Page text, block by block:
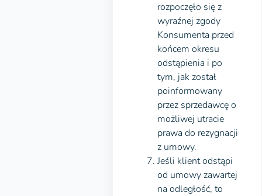
rozpoczęło się z
wyraźnej zgody
Konsumenta przed
końcem okresu
odstąpienia i po
tym, jak został
poinformowany
przez sprzedawcę o
możliwej utracie
prawa do rezygnacji
z umowy.
Jeśli klient odstąpi
od umowy zawartej
na odległość, to